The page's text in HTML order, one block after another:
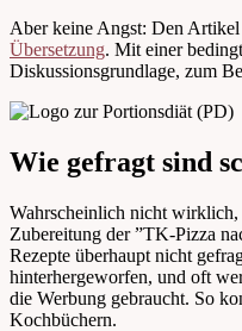
Aber keine Angst: Den Artikel
Übersetzung. Mit einer
Diskussionsgrundlage, zum
Wie gefragt sind
Wahrscheinlich nicht wirklich,
Zubereitung der ”TK-Pizza
Rezepte überhaupt nicht
hinterhergeworfen, und oft
die Werbung gebraucht. So
Kochbüchern.